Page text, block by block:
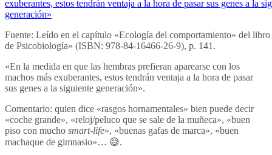
Fuente: Leído en el capítulo «Ecología del comportamiento» del libro
de Psicobiología» (ISBN: 978-84-16466-26-9), p. 141.
«En la medida en que las hembras prefieran aparearse con los
machos más exuberantes, estos tendrán ventaja a la hora de pasar
sus genes a la siguiente generación».
Comentario: quien dice «rasgos hornamentales» bien puede decir
«coche grande», «reloj/peluco que se sale de la muñeca», «buen
piso con mucho smart-life», «buenas gafas de marca», «buen
machaque de gimnasio»… 😅.